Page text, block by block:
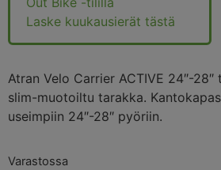
Laske kuukausierät tästä
Atran Velo Carrier ACTIVE 24″-
slim-muotoiltu tarakka.
useimpiin 24″-28″ pyöriin.
Varastossa